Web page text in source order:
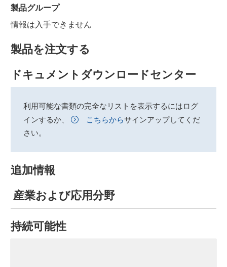
製品グループ
情報は入手できません
製品を注文する
ドキュメントダウンロードセンター
利用可能な書類の完全なリストを表示するにはログ
インするか、
こちらからサインアップしてくだ
さい。
追加情報
産業および応用分野
持続可能性